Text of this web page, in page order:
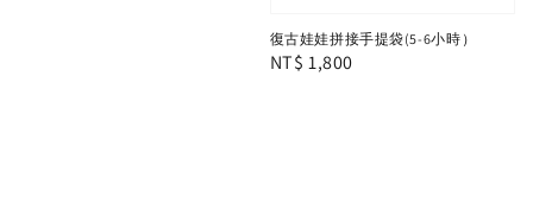
復古娃娃拼接手提袋(5-6小時）
Regular
NT$ 1,800